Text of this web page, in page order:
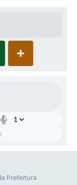
Prefeitura